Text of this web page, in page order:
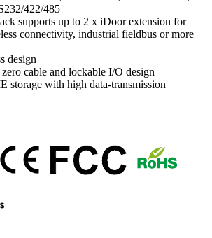
422/485
supports up to 2 x iDoor extension for
connectivity, industrial fieldbus or more
design
cable and lockable I/O design
storage with high data-transmission